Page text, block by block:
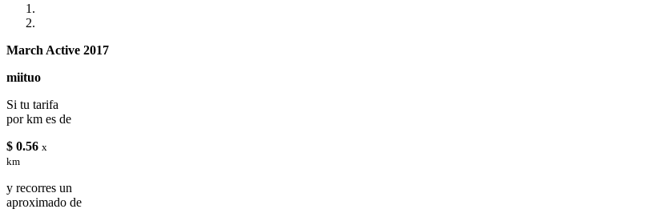
March Active 2017
miituo
Si tu tarifa
por km es de
$ 0.56 x
km
y recorres un
aproximado de